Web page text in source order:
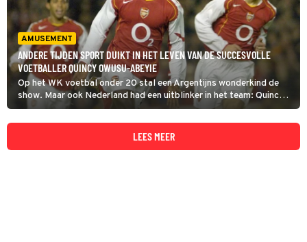
AMUSEMENT
ANDERE TIJDEN SPORT DUIKT IN HET LEVEN VAN DE SUCCESVOLLE
VOETBALLER QUINCY OWUSU-ABEYIE
Op het WK voetbal onder 20 stal een Argentijns wonderkind de
show. Maar ook Nederland had een uitblinker in het team: Quincy
Owusu-Abeyie. Hoe is het de Amsterdammer met Ghanese roots
na dit succesvolle toernooi vergaan? Je hoort het in Andere Tijden
LEES MEER